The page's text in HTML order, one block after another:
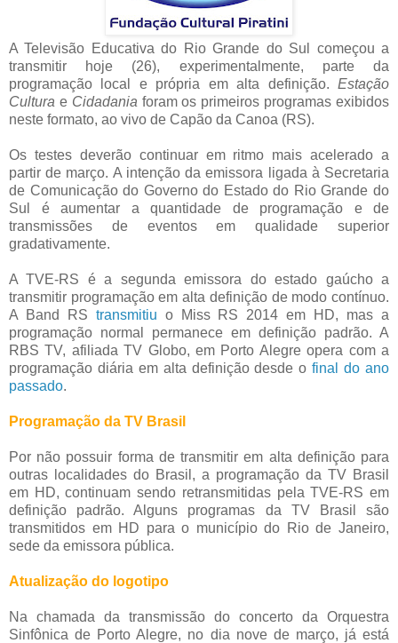
A Televisão Educativa do Rio Grande do Sul começou a
transmitir hoje (26), experimentalmente, parte da
programação local e própria em alta definição. Estação
Cultura e Cidadania foram os primeiros programas exibidos
neste formato, ao vivo de Capão da Canoa (RS).
Os testes deverão continuar em ritmo mais acelerado a
partir de março. A intenção da emissora ligada à Secretaria
de Comunicação do Governo do Estado do Rio Grande do
Sul é aumentar a quantidade de programação e de
transmissões de eventos em qualidade superior
gradativamente.
A TVE-RS é a segunda emissora do estado gaúcho a
transmitir programação em alta definição de modo contínuo.
A Band RS transmitiu o Miss RS 2014 em HD, mas a
programação normal permanece em definição padrão. A
RBS TV, afiliada TV Globo, em Porto Alegre opera com a
programação diária em alta definição desde ofinal do ano
passado.
Programação da TV Brasil
Por não possuir forma de transmitir em alta definição para
outras localidades do Brasil, a programação da TV Brasil
em HD, continuam sendo retransmitidas pela TVE-RS em
definição padrão. Alguns programas da TV Brasil são
transmitidos em HD para o município do Rio de Janeiro,
sede da emissora pública.
Atualização do logotipo
Na chamada da transmissão do concerto da Orquestra
Sinfônica de Porto Alegre, no dia nove de março, já está